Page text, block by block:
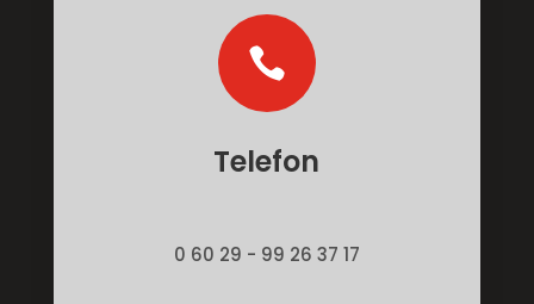

Telefon
0 60 29 - 99 26 37 17